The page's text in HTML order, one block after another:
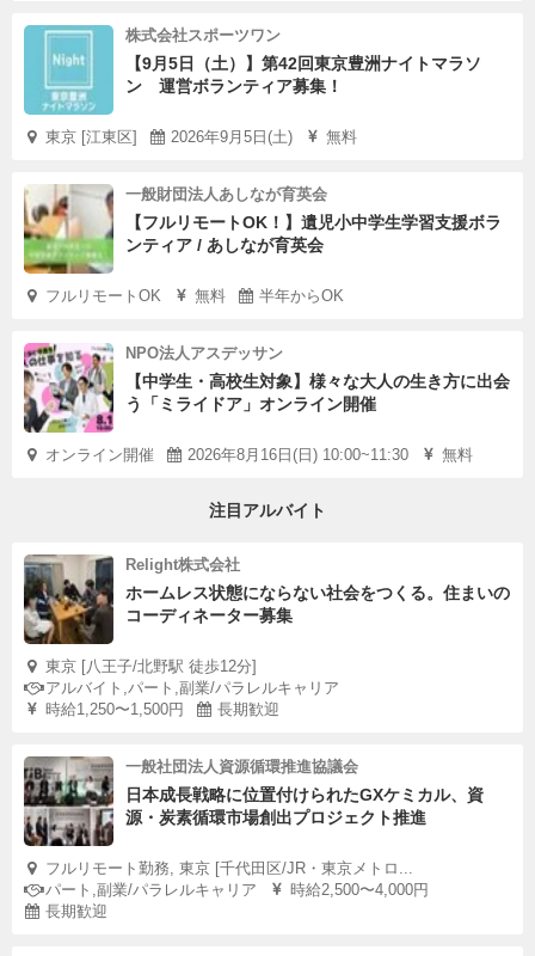
株式会社スポーツワン
【9月5日（土）】第42回東京豊洲ナイトマラソ
ン 運営ボランティア募集！
東京 [江東区] 2026年9月5日(土) 無料
一般財団法人あしなが育英会
【フルリモートOK！】遺児小中学生学習支援ボラ
ンティア / あしなが育英会
フルリモートOK 無料 半年からOK
NPO法人アスデッサン
【中学生・高校生対象】様々な大人の生き方に出会
う「ミライドア」オンライン開催
オンライン開催 2026年8月16日(日) 10:00~11:30 無料
注目アルバイト
Relight株式会社
ホームレス状態にならない社会をつくる。住まいの
コーディネーター募集
東京 [八王子/北野駅 徒歩12分]
アルバイト,パート,副業/パラレルキャリア
時給1,250〜1,500円
長期歓迎
一般社団法人資源循環推進協議会
日本成長戦略に位置付けられたGXケミカル、資
源・炭素循環市場創出プロジェクト推進
フルリモート勤務, 東京 [千代田区/JR・東京メトロ...
パート,副業/パラレルキャリア
時給2,500〜4,000円
長期歓迎